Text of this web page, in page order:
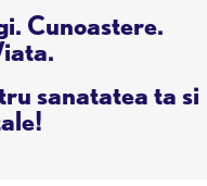
Cunoastere.
sanatatea ta si